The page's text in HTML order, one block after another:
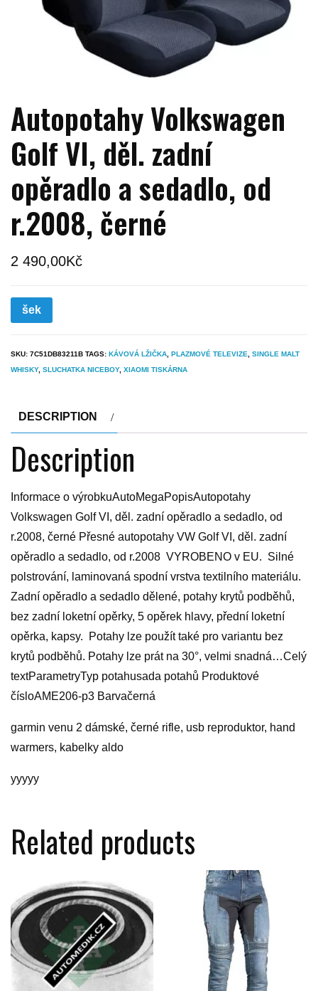
Autopotahy Volkswagen
Golf VI, děl. zadní
opěradlo a sedadlo, od
r.2008, černé
2 490,00Kč
šek
SKU: 7C51DB83211B TAGS: KÁVOVÁ LŽIČKA, PLAZMOVÉ TELEVIZE, SINGLE MALT
WHISKY, SLUCHATKA NICEBOY, XIAOMI TISKÁRNA
DESCRIPTION
Description
Informace o výrobkuAutoMegaPopisAutopotahy
Volkswagen Golf VI, děl. zadní opěradlo a sedadlo, od
r.2008, černé Přesné autopotahy VW Golf VI, děl. zadní
opěradlo a sedadlo, od r.2008 VYROBENO v EU. Silné
polstrování, laminovaná spodní vrstva textilního materiálu.
Zadní opěradlo a sedadlo dělené, potahy krytů podběhů,
bez zadní loketní opěrky, 5 opěrek hlavy, přední loketní
opěrka, kapsy. Potahy lze použít také pro variantu bez
krytů podběhů. Potahy lze prát na 30°, velmi snadná…Celý
textParametryTyp potahusada potahů Produktové
čísloAME206-p3 Barvačerná
garmin venu 2 dámské, černé rifle, usb reproduktor, hand
warmers, kabelky aldo
yyyyy
Related products